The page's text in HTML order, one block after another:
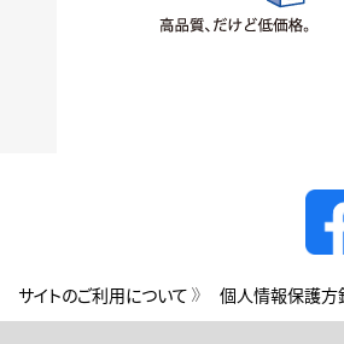
サイトのご利用について 個人情報保護方